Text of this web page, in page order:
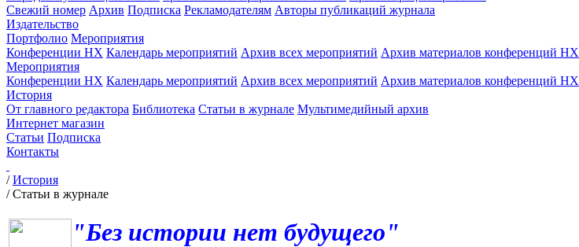
Свежий номер Архив Подписка Рекламодателям Авторы публикаций журнала
Издательство
Портфолио Мероприятия
Конференции НХ Календарь мероприятий Архив всех мероприятий Архив материалов конференций НХ
Мероприятия
Конференции НХ Календарь мероприятий Архив всех мероприятий Архив материалов конференций НХ
История
От главного редактора Библиотека Статьи в журнале Мультимедийный архив
Интернет магазин
Статьи Подписка
Контакты
/История
/Статьи в журнале
"Без истории нет будущего"